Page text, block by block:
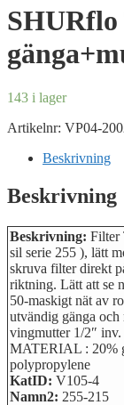
143 i lager
Artikelnr: VP04-
Beskrivning
Beskrivning
Beskrivning: Filter
sil serie 255 ), lätt
skruva filter direkt
riktning. Lätt att se
50-maskigt nät av
utvändig gänga och
vingmutter 1/2″
MATERIAL : 20%
polypropylene
KatID: V105-4
Namn2: 255-215